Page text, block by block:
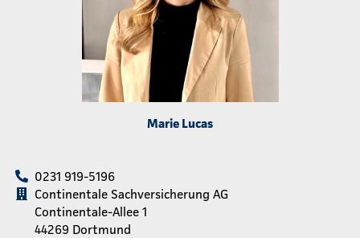
Marie Lucas
0231 919-5196
Continentale Sachversicherung AG
Continentale-Allee 1
44269 Dortmund